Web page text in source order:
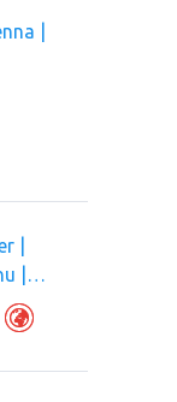
|
|
|
|
linii